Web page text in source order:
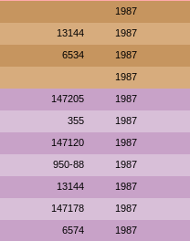
1987
13144 1987
6534 1987
1987
147205 1987
355 1987
147120 1987
950-88 1987
13144 1987
147178 1987
6574 1987